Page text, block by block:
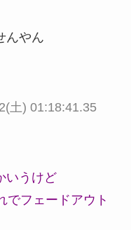
んやん
土) 01:18:41.35
いうけど
でフェードアウト